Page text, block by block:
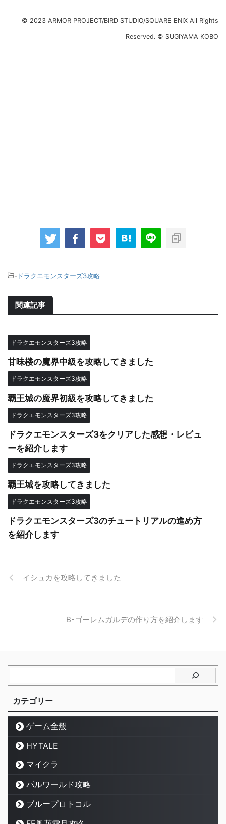
© 2023 ARMOR PROJECT/BIRD STUDIO/SQUARE ENIX All Rights
Reserved. © SUGIYAMA KOBO
- ドラクエモンスターズ3攻略
関連記事
ドラクエモンスターズ3攻略
甘味楼の魔界中級を攻略してきました
ドラクエモンスターズ3攻略
覇王城の魔界初級を攻略してきました
ドラクエモンスターズ3攻略
ドラクエモンスターズ3をクリアした感想・レビュ
ーを紹介します
ドラクエモンスターズ3攻略
覇王城を攻略してきました
ドラクエモンスターズ3攻略
ドラクエモンスターズ3のチュートリアルの進め方
を紹介します
イシュカを攻略してきました
B-ゴーレムガルデの作り方を紹介します
カテゴリー
ゲーム全般
HYTALE
マイクラ
パルワールド攻略
ブループロトコル